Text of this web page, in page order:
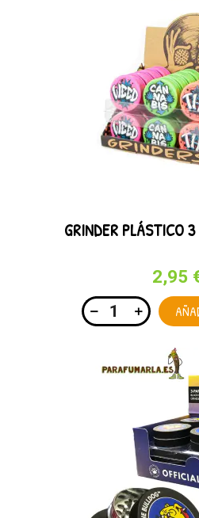
GRINDER PLÁSTICO
2,95